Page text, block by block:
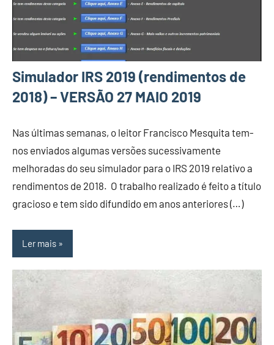
Simulador IRS 2019 (rendimentos de
2018) – VERSÃO 27 MAIO 2019
Nas últimas semanas, o leitor Francisco Mesquita tem-
nos enviados algumas versões sucessivamente
melhoradas do seu simulador para o IRS 2019 relativo a
rendimentos de 2018. O trabalho realizado é feito a título
gracioso e tem sido difundido em anos anteriores (…)
Ler mais